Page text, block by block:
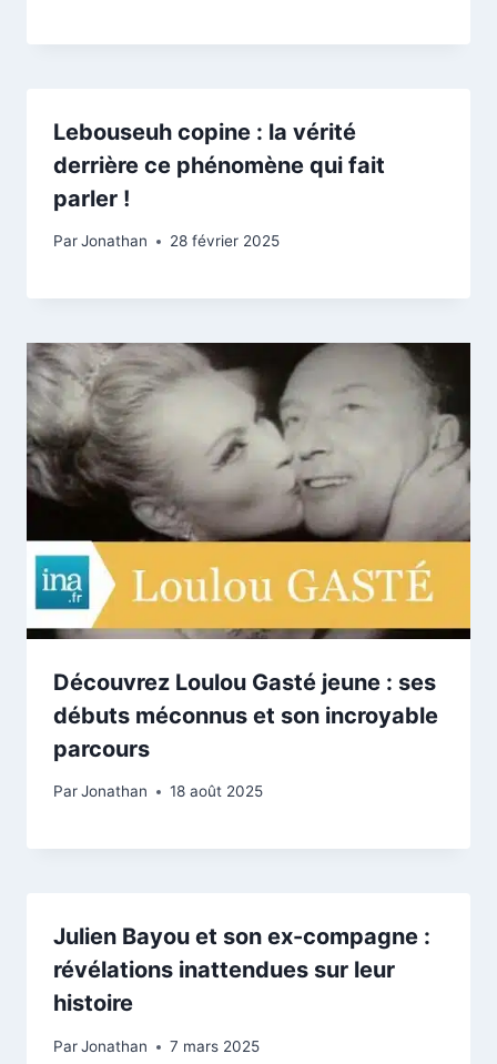
Lebouseuh copine : la vérité
derrière ce phénomène qui fait
parler !
ParJonathan 28 février 2025
Découvrez Loulou Gasté jeune : ses
débuts méconnus et son incroyable
parcours
ParJonathan 18 août 2025
Julien Bayou et son ex-compagne :
révélations inattendues sur leur
histoire
ParJonathan 7 mars 2025